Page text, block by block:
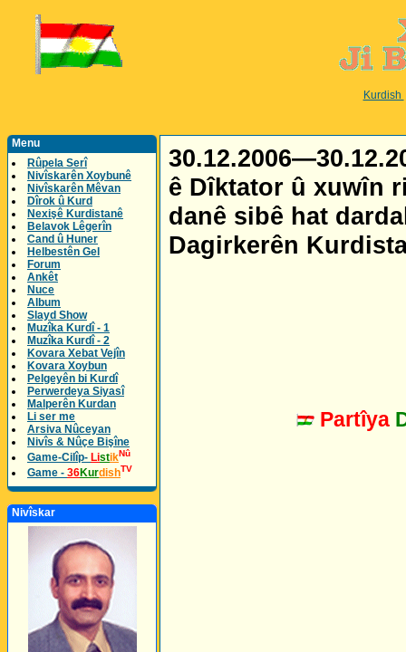
Kurdish
Menu
Rûpela Serî
Nivîskarên Xoybunê
Nivîskarên Mêvan
Dîrok û Kurd
Nexişê Kurdistanê
Belavok Lêgerîn
Cand û Huner
Helbestên Gel
Forum
Ankêt
Nuce
Album
Slayd Show
Muzîka Kurdî - 1
Muzîka Kurdî - 2
Kovara Xebat Vejîn
Kovara Xoybun
Pelgeyên bi Kurdî
Perwerdeya Siyasî
Malperên Kurdan
Li ser me
Arsiva Nûceyan
Nivîs & Nûçe Bişîne
Game-Cilîp- ListikNû
Game - 36KurdishTV
Nivîskar
ê Dîktator û xuwîn
danê sibê hat
Dagirkerên
Partîya